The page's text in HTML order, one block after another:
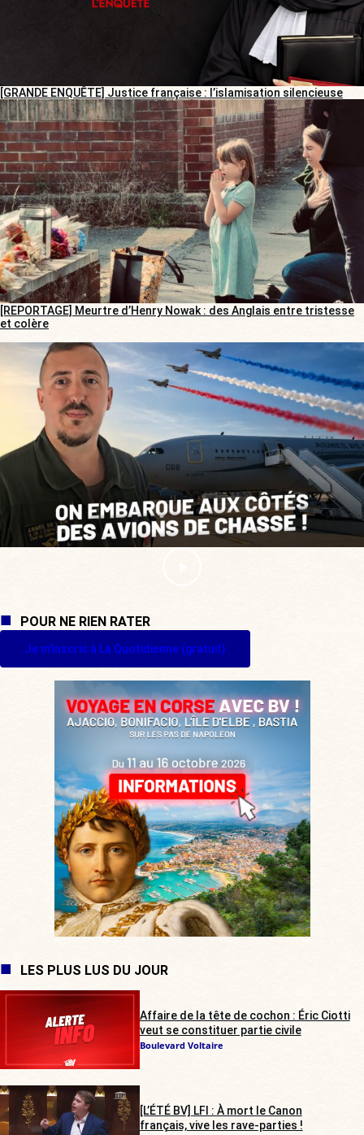
[GRANDE ENQUÊTE] Justice française : l’islamisation silencieuse
[REPORTAGE] Meurtre d’Henry Nowak : des Anglais entre tristesse
et colère
POUR NE RIEN RATER
Je m'inscris à La Quotidienne (gratuit)
LES PLUS LUS DU JOUR
Affaire de la tête de cochon : Éric Ciotti
veut se constituer partie civile
Boulevard Voltaire
[L’ÉTÉ BV] LFI : À mort le Canon
français, vive les rave-parties !